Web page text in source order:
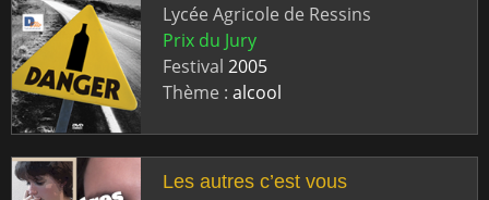
Lycée Agricole de Ressins
Prix du Jury
Festival 2005
Thème : alcool
Les autres c’est vous